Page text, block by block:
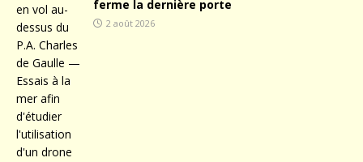
ferme la dernière porte
2 août 2026